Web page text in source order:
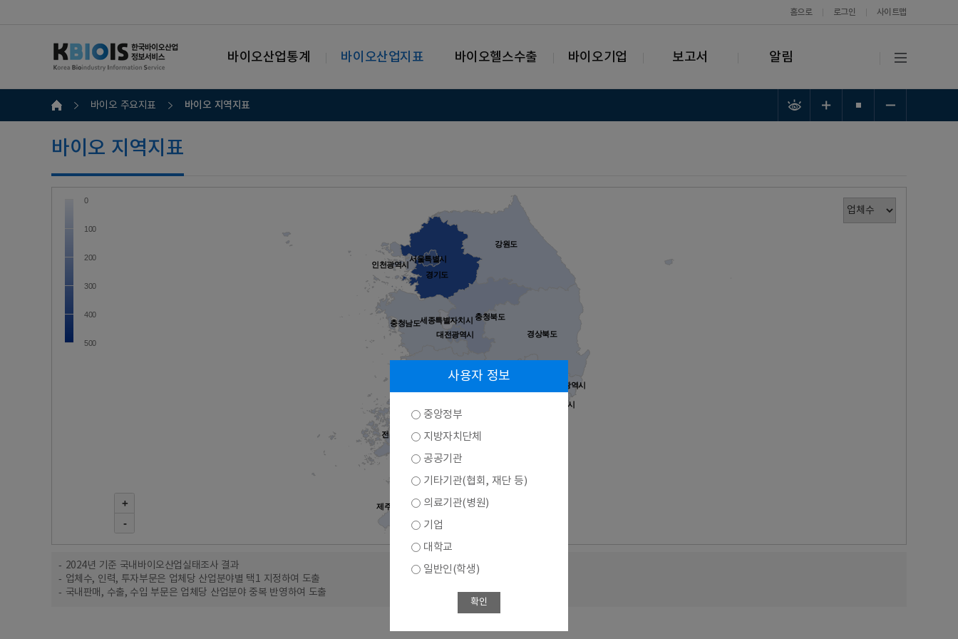
홈으로 로그인 사이트맵
바이오산업통계 바이오산업지표 바이오헬스수출 바이오기업 보고서 알림
바이오 주요지표 바이오 지역지표
바이오 지역지표
+
-
서울특별시
부산광역시
인천광역시
광주광역시
대전광역시
울산광역시
세종특별자치시
경기도
강원도
충청북도
충청남도
전라남도
경상북도
제주특별자치도
0
100
200
300
400
500
2024년 기준 국내바이오산업실태조사 결과
업체수, 인력, 투자부문은 업체당 산업분야별 택1 지정하여 도출
국내판매, 수출, 수입 부문은 업체당 산업분야 중복 반영하여 도출
사용자 정보
중앙정부
지방자치단체
공공기관
기타기관(협회, 재단 등)
의료기관(병원)
기업
대학교
일반인(학생)
확인